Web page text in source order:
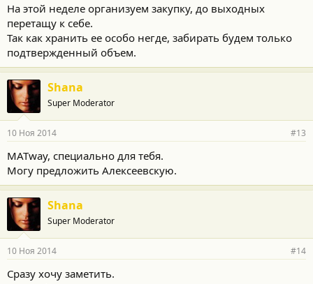
На этой неделе организуем закупку, до выходных
перетащу к себе.
Так как хранить ее особо негде, забирать будем только
подтвержденный объем.
Shana
Super Moderator
10 Ноя 2014 #13
MATway, специально для тебя.
Могу предложить Алексеевскую.
Shana
Super Moderator
10 Ноя 2014 #14
Сразу хочу заметить.